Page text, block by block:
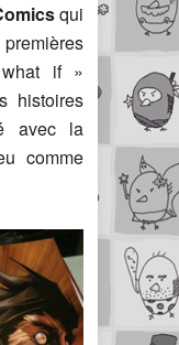
qui
if »
histoires
avec la
comme